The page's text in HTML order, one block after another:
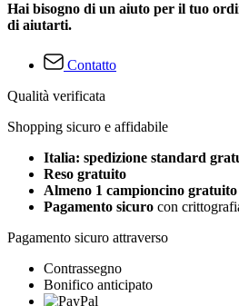
Hai bisogno di un aiuto per il tuo
di aiutarti.
Contatto
Qualità verificata
Shopping sicuro e affidabile
Italia: spedizione standard
Reso gratuito
Almeno 1 campioncino gratuito
Pagamento sicuro con
Pagamento sicuro attraverso
Contrassegno
Bonifico anticipato